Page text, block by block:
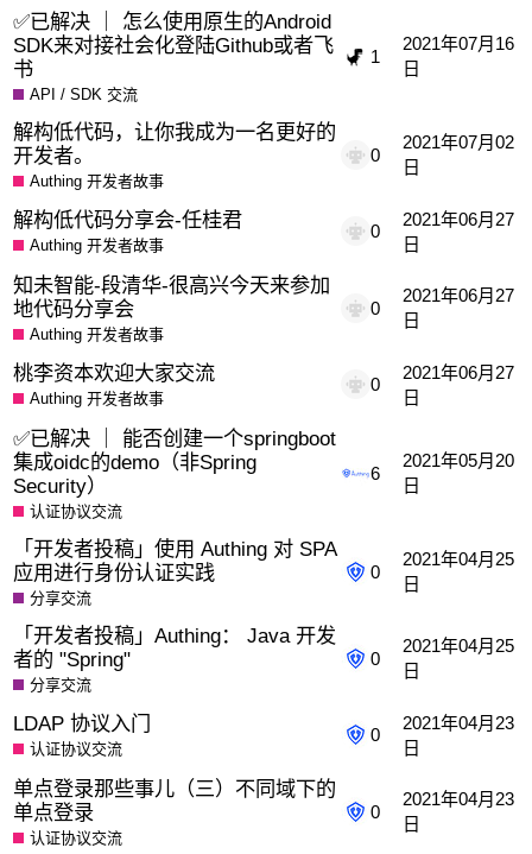
✅已解决 ｜ 怎么使用原生的Android
SDK来对接社会化登陆Github或者飞
书
API / SDK 交流
1
2021年07月16
日
解构低代码，让你我成为一名更好的
开发者。
Authing 开发者故事
0
2021年07月02
日
解构低代码分享会-任桂君
Authing 开发者故事
0
2021年06月27
日
知未智能-段清华-很高兴今天来参加
地代码分享会
Authing 开发者故事
0
2021年06月27
日
桃李资本欢迎大家交流
Authing 开发者故事
0
2021年06月27
日
✅已解决 ｜ 能否创建一个springboot
集成oidc的demo（非Spring
Security）
认证协议交流
6
2021年05月20
日
「开发者投稿」使用 Authing 对 SPA
应用进行身份认证实践
分享交流
0
2021年04月25
日
「开发者投稿」Authing： Java 开发
者的 "Spring"
分享交流
0
2021年04月25
日
LDAP 协议入门
认证协议交流
0
2021年04月23
日
单点登录那些事儿（三）不同域下的
单点登录
认证协议交流
0
2021年04月23
日